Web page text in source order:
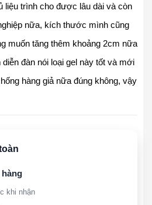
liệu trình cho được lâu dài và còn
nữa, kích thước mình cũng
muốn tăng thêm khoảng 2cm nữa
đàn nói loại gel này tốt và mới
hàng giả nữa đúng không, vậy
khi nhận